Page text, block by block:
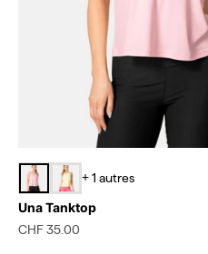
+ 1 autres
Una Tanktop
Prix de vente
CHF 35.00